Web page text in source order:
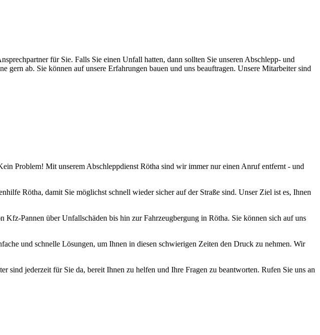
für Sie. Falls Sie einen Unfall hatten, dann sollten Sie unseren Abschlepp- und
ab. Sie können auf unsere Erfahrungen bauen und uns beauftragen. Unsere Mitarbeiter sind
Problem! Mit unserem Abschleppdienst Rötha sind wir immer nur einen Anruf entfernt - und
Rötha, damit Sie möglichst schnell wieder sicher auf der Straße sind. Unser Ziel ist es, Ihnen
Pannen über Unfallschäden bis hin zur Fahrzeugbergung in Rötha. Sie können sich auf uns
und schnelle Lösungen, um Ihnen in diesen schwierigen Zeiten den Druck zu nehmen. Wir
jederzeit für Sie da, bereit Ihnen zu helfen und Ihre Fragen zu beantworten. Rufen Sie uns an